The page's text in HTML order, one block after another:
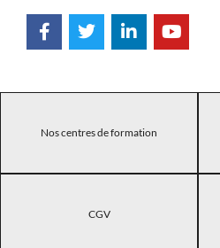
Nos centres de formation
CGV